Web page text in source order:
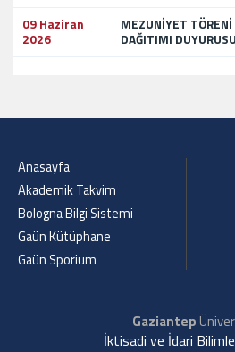
09 Haziran
2026
MEZUNİYET
DAĞITIMI DUYURUSU
Anasayfa
Akademik Takvim
Bologna Bilgi Sistemi
Gaün Kütüphane
Gaün Sporium
Gaziantep
İktisadi ve İdari